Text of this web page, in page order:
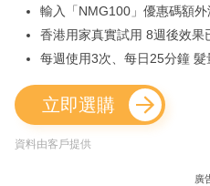
輸入「NMG100」優惠碼額
香港用家真實試用 8週後效果
每週使用3次、每日25分鐘 髮
立即選購
資料由客戶提供
廣